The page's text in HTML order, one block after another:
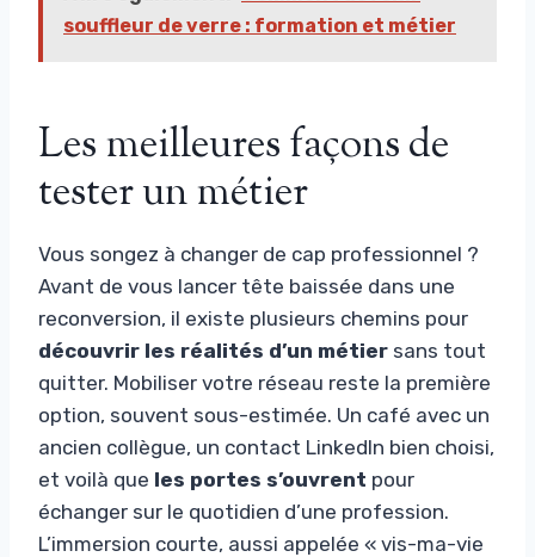
souffleur de verre : formation et métier
Les meilleures façons de
tester un métier
Vous songez à changer de cap professionnel ?
Avant de vous lancer tête baissée dans une
reconversion, il existe plusieurs chemins pour
découvrir les réalités d’un métier sans tout
quitter. Mobiliser votre réseau reste la première
option, souvent sous-estimée. Un café avec un
ancien collègue, un contact LinkedIn bien choisi,
et voilà que les portes s’ouvrent pour
échanger sur le quotidien d’une profession.
L’immersion courte, aussi appelée « vis-ma-vie